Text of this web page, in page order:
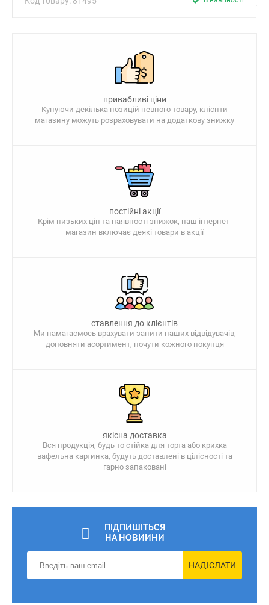
привабливі ціни
Купуючи декілька позицій певного товару, клієнти
магазину можуть розраховувати на додаткову знижку
постійні акції
Крім низьких цін та наявності знижок, наш інтернет-
магазин включає деякі товари в акції
ставлення до клієнтів
Ми намагаємось врахувати запити наших відвідувачів,
доповняти асортимент, почути кожного покупця
якісна доставка
Вся продукція, будь то стійка для торта або крихка
вафельна картинка, будуть доставлені в цілісності та
гарно запаковані
ПІДПИШІТЬСЯ
НА НОВИИНИ
НАДІСЛАТИ